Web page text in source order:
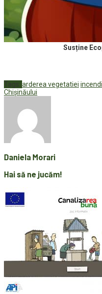
Susține
Tags: arderea vegetatiei
Chișinăului
Daniela Morari
Hai să ne jucăm!